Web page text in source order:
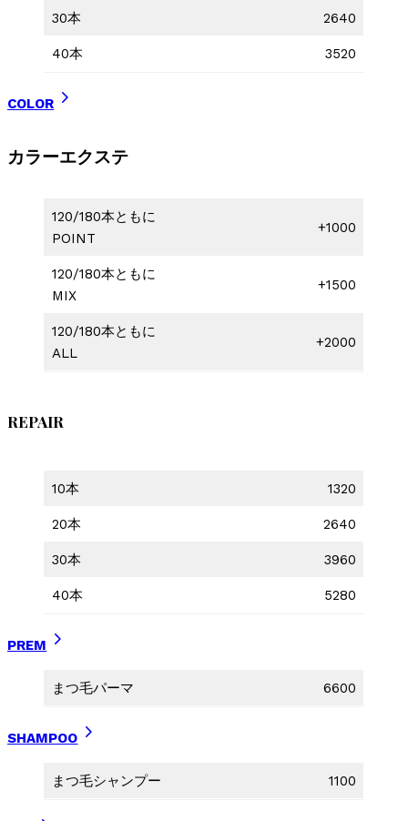
30本 2640
40本 3520
COLOR
カラーエクステ
120/180本ともに
POINT
+1000
120/180本ともに
MIX
+1500
120/180本ともに
ALL
+2000
REPAIR
10本 1320
20本 2640
30本 3960
40本 5280
PREM
まつ毛パーマ 6600
SHAMPOO
まつ毛シャンプー 1100